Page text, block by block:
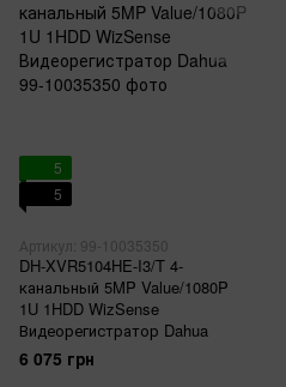
5
5
Артикул: 99-10035350
DH-XVR5104HE-I3/T 4-
канальный 5MP Value/1080P
1U 1HDD WizSense
Видеорегистратор Dahua
6 075 грн